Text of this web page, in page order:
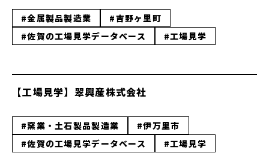
#金属製品製造業
#吉野ヶ里町
#佐賀の工場見学データベース
#工場見学
【工場見学】翠興産株式会社
#窯業・土石製品製造業
#伊万里市
#佐賀の工場見学データベース
#工場見学